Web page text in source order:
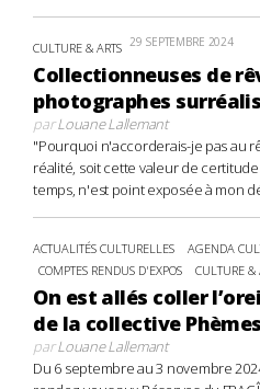
CULTURE & ARTS 29 SEPTEMBRE 2024
Collectionneuses de
photographes
parLouane Lallemant
"Pourquoi n'accorderais-je pas au
réalité, soit cette valeur de
temps, n'est point exposée à mon
ACTUALITÉS CULTURELLES
AGENDA
COMPTES RENDUS D'EXPOS
CULTURE &
On est allés coller
de la collective Phèmes
parLouane Lallemant
Du 6 septembre au 3 novembre